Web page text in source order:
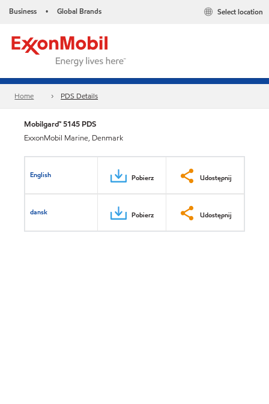
Business • Global Brands Select location
Home PDS Details
Mobilgard™ 5145 PDS
ExxonMobil Marine, Denmark
English Pobierz Udostępnij
dansk Pobierz Udostępnij